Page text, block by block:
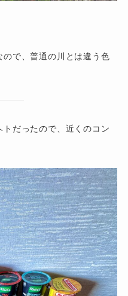
で、普通の川とは違う色
だったので、近くのコン